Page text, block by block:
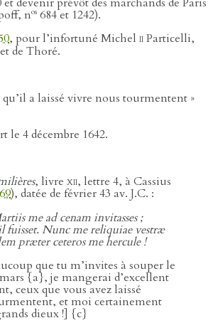
nos 684 et 1242).
, pour l’infortuné Michel iiParticelli,
de Thoré.
a laissé vivre nous tourmentent »
le 4 décembre 1642.
, livre xii, lettre 4, à Cassius
), datée de février 43 av. J.C. :
me ad cenam invitasses ;
Nunc me reliquiae vestræ
præter ceteros me hercule !
que tu m’invites à souper le
{a}, je mangerai d’excellent
ceux que vous avez laissé
et moi certainement
dieux !] {c}